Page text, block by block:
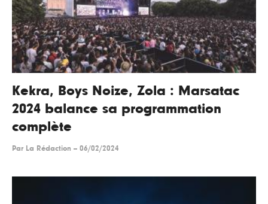
Kekra, Boys Noize, Zola : Marsatac
2024 balance sa programmation
complète
Par La Rédaction -- 06/02/2024